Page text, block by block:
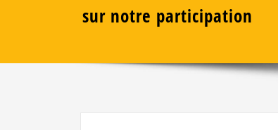
sur notre participation